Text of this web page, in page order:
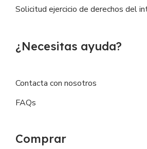
Solicitud ejercicio de derechos del
¿Necesitas ayuda?
Contacta con nosotros
FAQs
Comprar